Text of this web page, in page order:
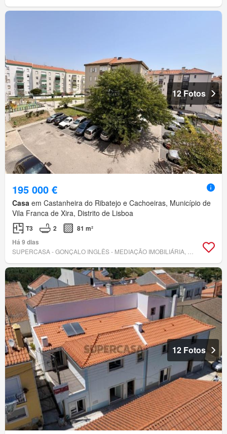
12 Fotos
195 000 €
Casa em Castanheira do Ribatejo e Cachoeiras, Município de
Vila Franca de Xira, Distrito de Lisboa
T3 2
81 m²
Há 9 dias
12 Fotos